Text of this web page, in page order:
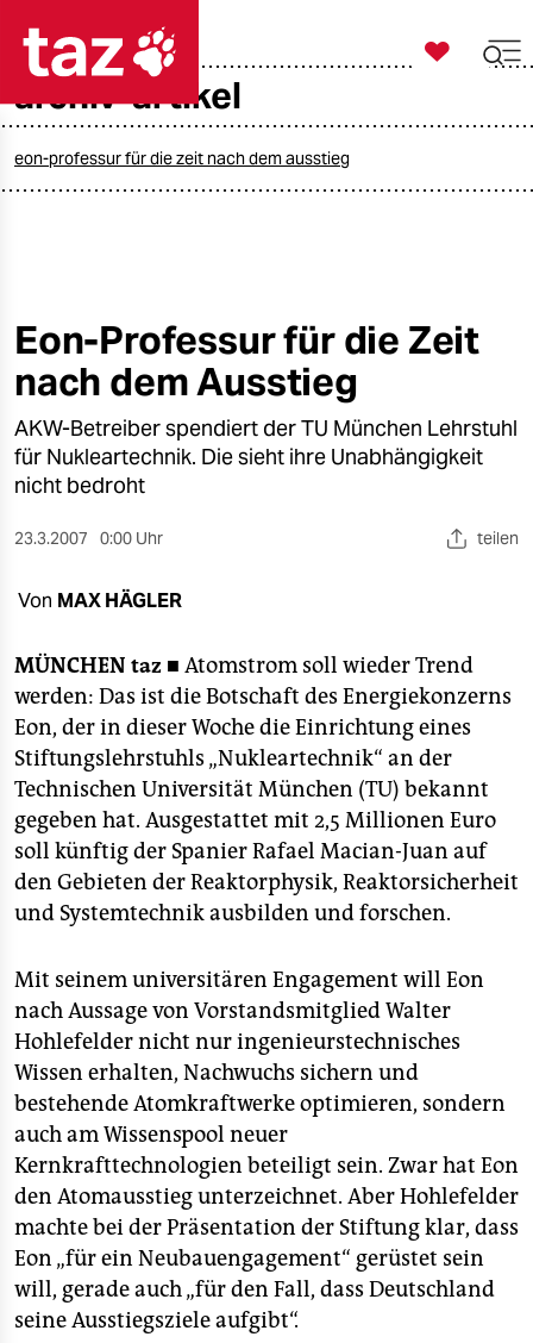
taz zahl ich
öko
gesellschaft
kultur
sport
berlin
nord
verlag
verlag
veranstaltungen
shop
fragen & hilfe
unterstützen
abo
genossenschaft
epaper login

taz zahl ich
archiv-artikel
eon-professur für die zeit nach dem ausstieg
Eon-Professur für die Zeit
nach dem Ausstieg
AKW-Betreiber spendiert der TU München Lehrstuhl
für Nukleartechnik. Die sieht ihre Unabhängigkeit
nicht bedroht
23.3.2007 0:00 Uhr teilen
Von MAX HÄGLER
MÜNCHEN taz ■ Atomstrom soll wieder Trend
werden: Das ist die Botschaft des Energiekonzerns
Eon, der in dieser Woche die Einrichtung eines
Stiftungslehrstuhls „Nukleartechnik“ an der
Technischen Universität München (TU) bekannt
gegeben hat. Ausgestattet mit 2,5 Millionen Euro
soll künftig der Spanier Rafael Macian-Juan auf
den Gebieten der Reaktorphysik, Reaktorsicherheit
und Systemtechnik ausbilden und forschen.
Mit seinem universitären Engagement will Eon
nach Aussage von Vorstandsmitglied Walter
Hohlefelder nicht nur ingenieurstechnisches
Wissen erhalten, Nachwuchs sichern und
bestehende Atomkraftwerke optimieren, sondern
auch am Wissenspool neuer
Kernkrafttechnologien beteiligt sein. Zwar hat Eon
den Atomausstieg unterzeichnet. Aber Hohlefelder
machte bei der Präsentation der Stiftung klar, dass
Eon „für ein Neubauengagement“ gerüstet sein
will, gerade auch „für den Fall, dass Deutschland
seine Ausstiegsziele aufgibt“.